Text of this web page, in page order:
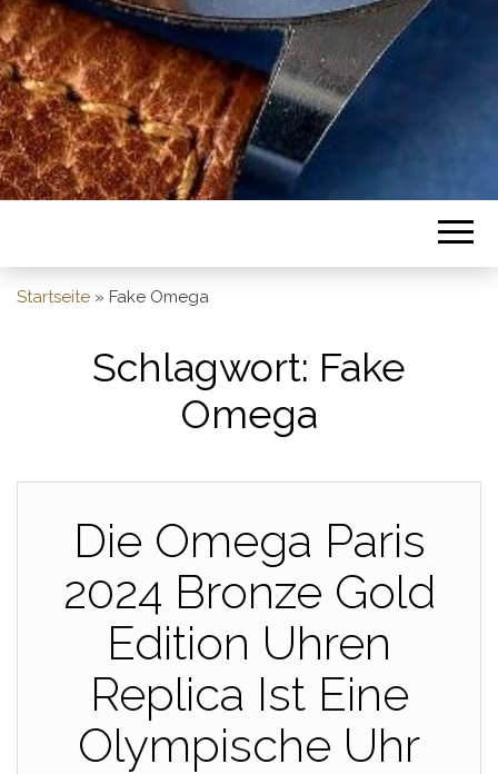
Startseite » Fake Omega
Schlagwort: Fake
Omega
Die Omega Paris
2024 Bronze Gold
Edition Uhren
Replica Ist Eine
Olympische Uhr